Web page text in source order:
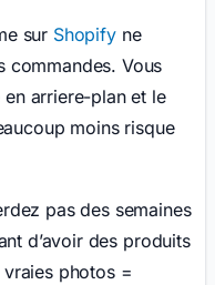
sur Shopifyne
commandes. Vous
arriere-plan et le
moins risque
pas des semaines
d’avoir des produits
photos =